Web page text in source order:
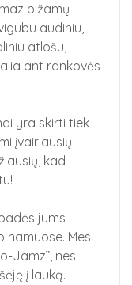
pižamų
audiniu,
atlošu,
ant rankovės
yra skirti tiek
įvairiausių
kad
jums
namuose. Mes
Jamz”, nes
į lauką.